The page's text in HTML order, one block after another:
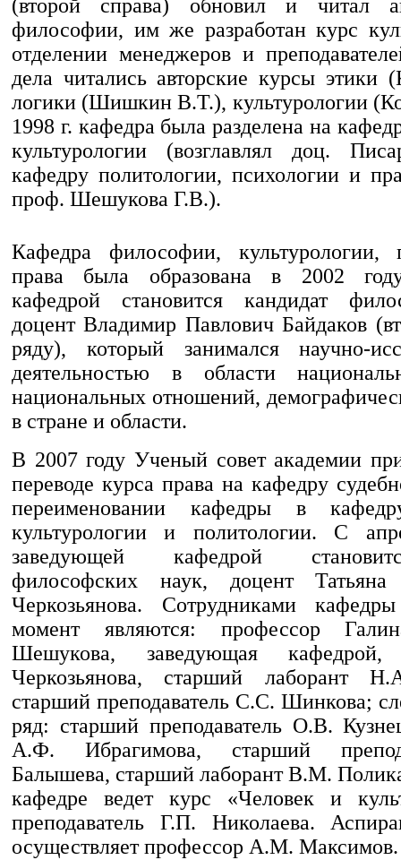
(второй справа) обновил и читал
философии, им же разработан курс
отделении менеджеров и
дела читались авторские курсы этики
логики (Шишкин В.Т.), культурологии
1998 г. кафедра была разделена на
культу­рологии (возглавлял доц.
кафедру политологии, психологии и
проф. Шешукова Г.В.).
Кафедра философии, культурологии,
права была образована в 2002
кафедрой становится кандидат
доцент Владимир Павлович Байдаков
ряду), который занимался научно-
деятельностью в области
национальных отношений,
в стране и области.
В 2007 году Ученый совет академии
переводе курса права на кафедру
переименовании кафедры в
культурологии и политологии. С
заведующей кафедрой
философских наук, доцент Татьяна
Черкозьянова. Сотрудниками
момент являются: профессор
Шешукова, заведующая
Черкозьянова, старший лаборант
старший преподаватель С.С. Шинкова;
ряд: старший преподаватель О.В.
А.Ф. Ибрагимова, старший
Балышева, старший лаборант В.М.
кафедре ведет курс «Человек и
преподаватель Г.П. Николаева.
осуществляет профессор А.М. Максимов.